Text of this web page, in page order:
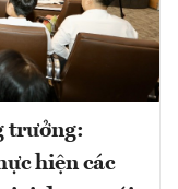
trưởng:
hiện các